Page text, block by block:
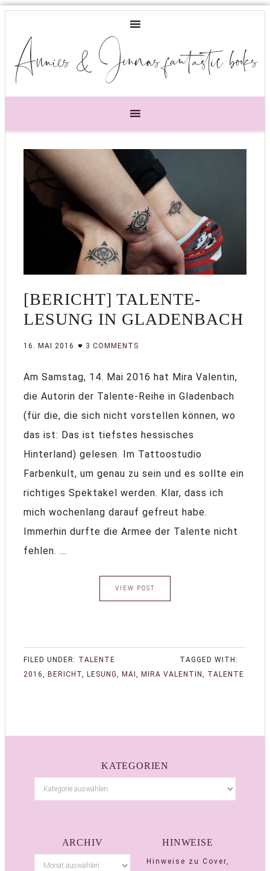
Annies & Jennas fantastic books
[BERICHT] TALENTE-
LESUNG IN GLADENBACH
16. MAI 2016 3 COMMENTS
Am Samstag, 14. Mai 2016 hat Mira Valentin,
die Autorin der Talente-Reihe in Gladenbach
(für die, die sich nicht vorstellen können, wo
das ist: Das ist tiefstes hessisches
Hinterland) gelesen. Im Tattoostudio
Farbenkult, um genau zu sein und es sollte ein
richtiges Spektakel werden. Klar, dass ich
mich wochenlang darauf gefreut habe.
Immerhin durfte die Armee der Talente nicht
fehlen. ...
VIEW POST
FILED UNDER: TALENTE
TAGGED WITH:
2016, BERICHT, LESUNG, MAI , MIRA VALENTIN , TALENTE
KATEGORIEN
ARCHIV HINWEISE
Hinweise zu Cover,